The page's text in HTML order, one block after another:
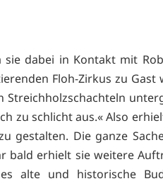
sie dabei in Kontakt mit
Floh-Zirkus zu Gast
Streichholzschachteln
zu schlicht aus.« Also
gestalten. Die ganze
bald erhielt sie weitere
alte und historische